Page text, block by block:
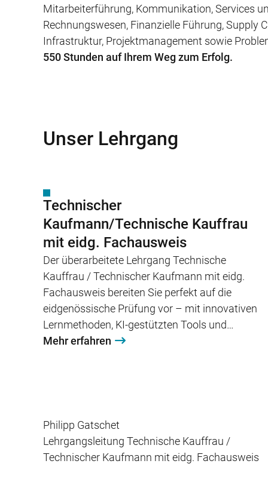
Mitarbeiterführung, Kommunikation, Services
Rechnungswesen, Finanzielle Führung, Supply
Infrastruktur, Projektmanagement sowie
550 Stunden auf Ihrem Weg zum Erfolg.
Unser Lehrgang
Technischer
Kaufmann/Technische Kauffrau
mit eidg. Fachausweis
Der überarbeitete Lehrgang Technische
Kauffrau / Technischer Kaufmann mit eidg.
Fachausweis bereiten Sie perfekt auf die
eidgenössische Prüfung vor – mit innovativen
Lernmethoden, KI-gestützten Tools und
modernstem Präsenzunterricht.
Mehr erfahren
Philipp Gatschet
Lehrgangsleitung Technische Kauffrau /
Technischer Kaufmann mit eidg. Fachausweis